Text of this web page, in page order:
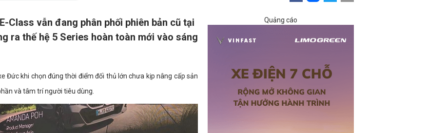
Class vẫn đang phân phối phiên bản cũ tại
ra thế hệ 5 Series hoàn toàn mới vào sáng
Đức khi chọn đúng thời điểm đối thủ lớn chưa kịp nâng cấp sản
và tâm trí người tiêu dùng.
Quảng cáo